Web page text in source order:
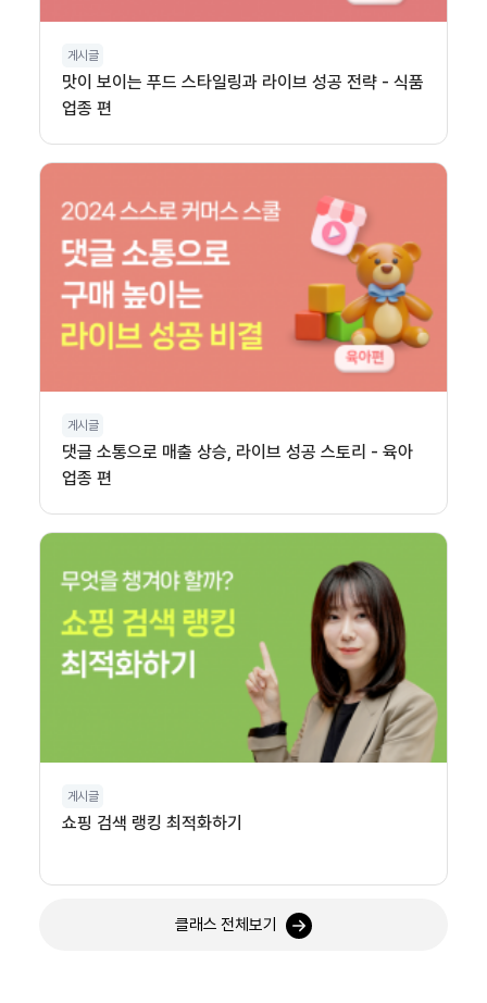
게시글
맛이 보이는 푸드 스타일링과 라이브 성공 전략 - 식품
업종 편
게시글
댓글 소통으로 매출 상승, 라이브 성공 스토리 - 육아
업종 편
게시글
쇼핑 검색 랭킹 최적화하기
클래스 전체보기